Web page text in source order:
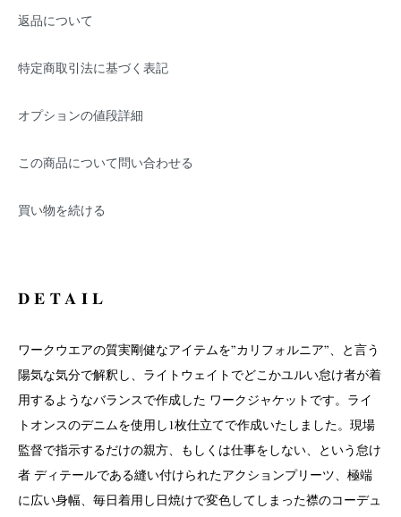
返品について
特定商取引法に基づく表記
オプションの値段詳細
この商品について問い合わせる
買い物を続ける
DETAIL
ワークウエアの質実剛健なアイテムを”カリフォルニア”、と言う
陽気な気分で解釈し、ライトウェイトでどこかユルい怠け者が着
用するようなバランスで作成した ワークジャケットです。ライ
トオンスのデニムを使用し1枚仕立てで作成いたしました。現場
監督で指示するだけの親方、もしくは仕事をしない、という怠け
者 ディテールである縫い付けられたアクションプリーツ、極端
に広い身幅、毎日着用し日焼けで変色してしまった襟のコーデュ